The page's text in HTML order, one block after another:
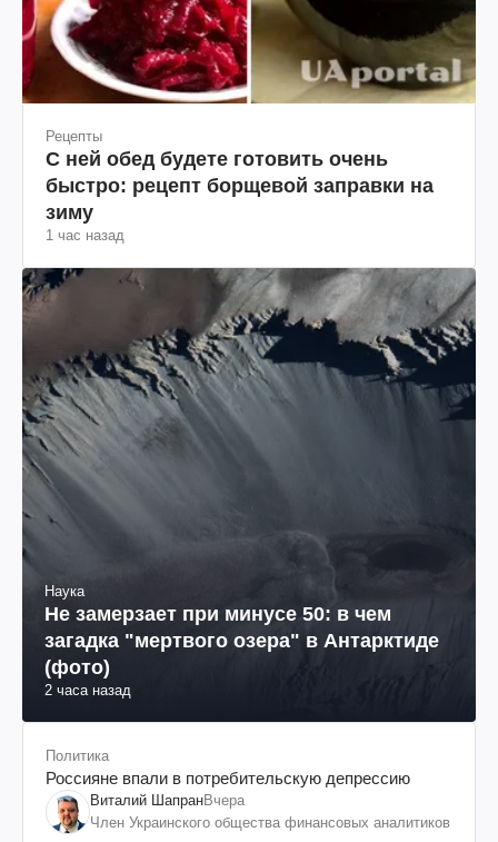
Рецепты
С ней обед будете готовить очень
быстро: рецепт борщевой заправки на
зиму
1 час назад
Наука
Не замерзает при минусе 50: в чем
загадка "мертвого озера" в Антарктиде
(фото)
2 часа назад
Политика
Россияне впали в потребительскую депрессию
Виталий ШапранВчера
Член Украинского общества финансовых аналитиков